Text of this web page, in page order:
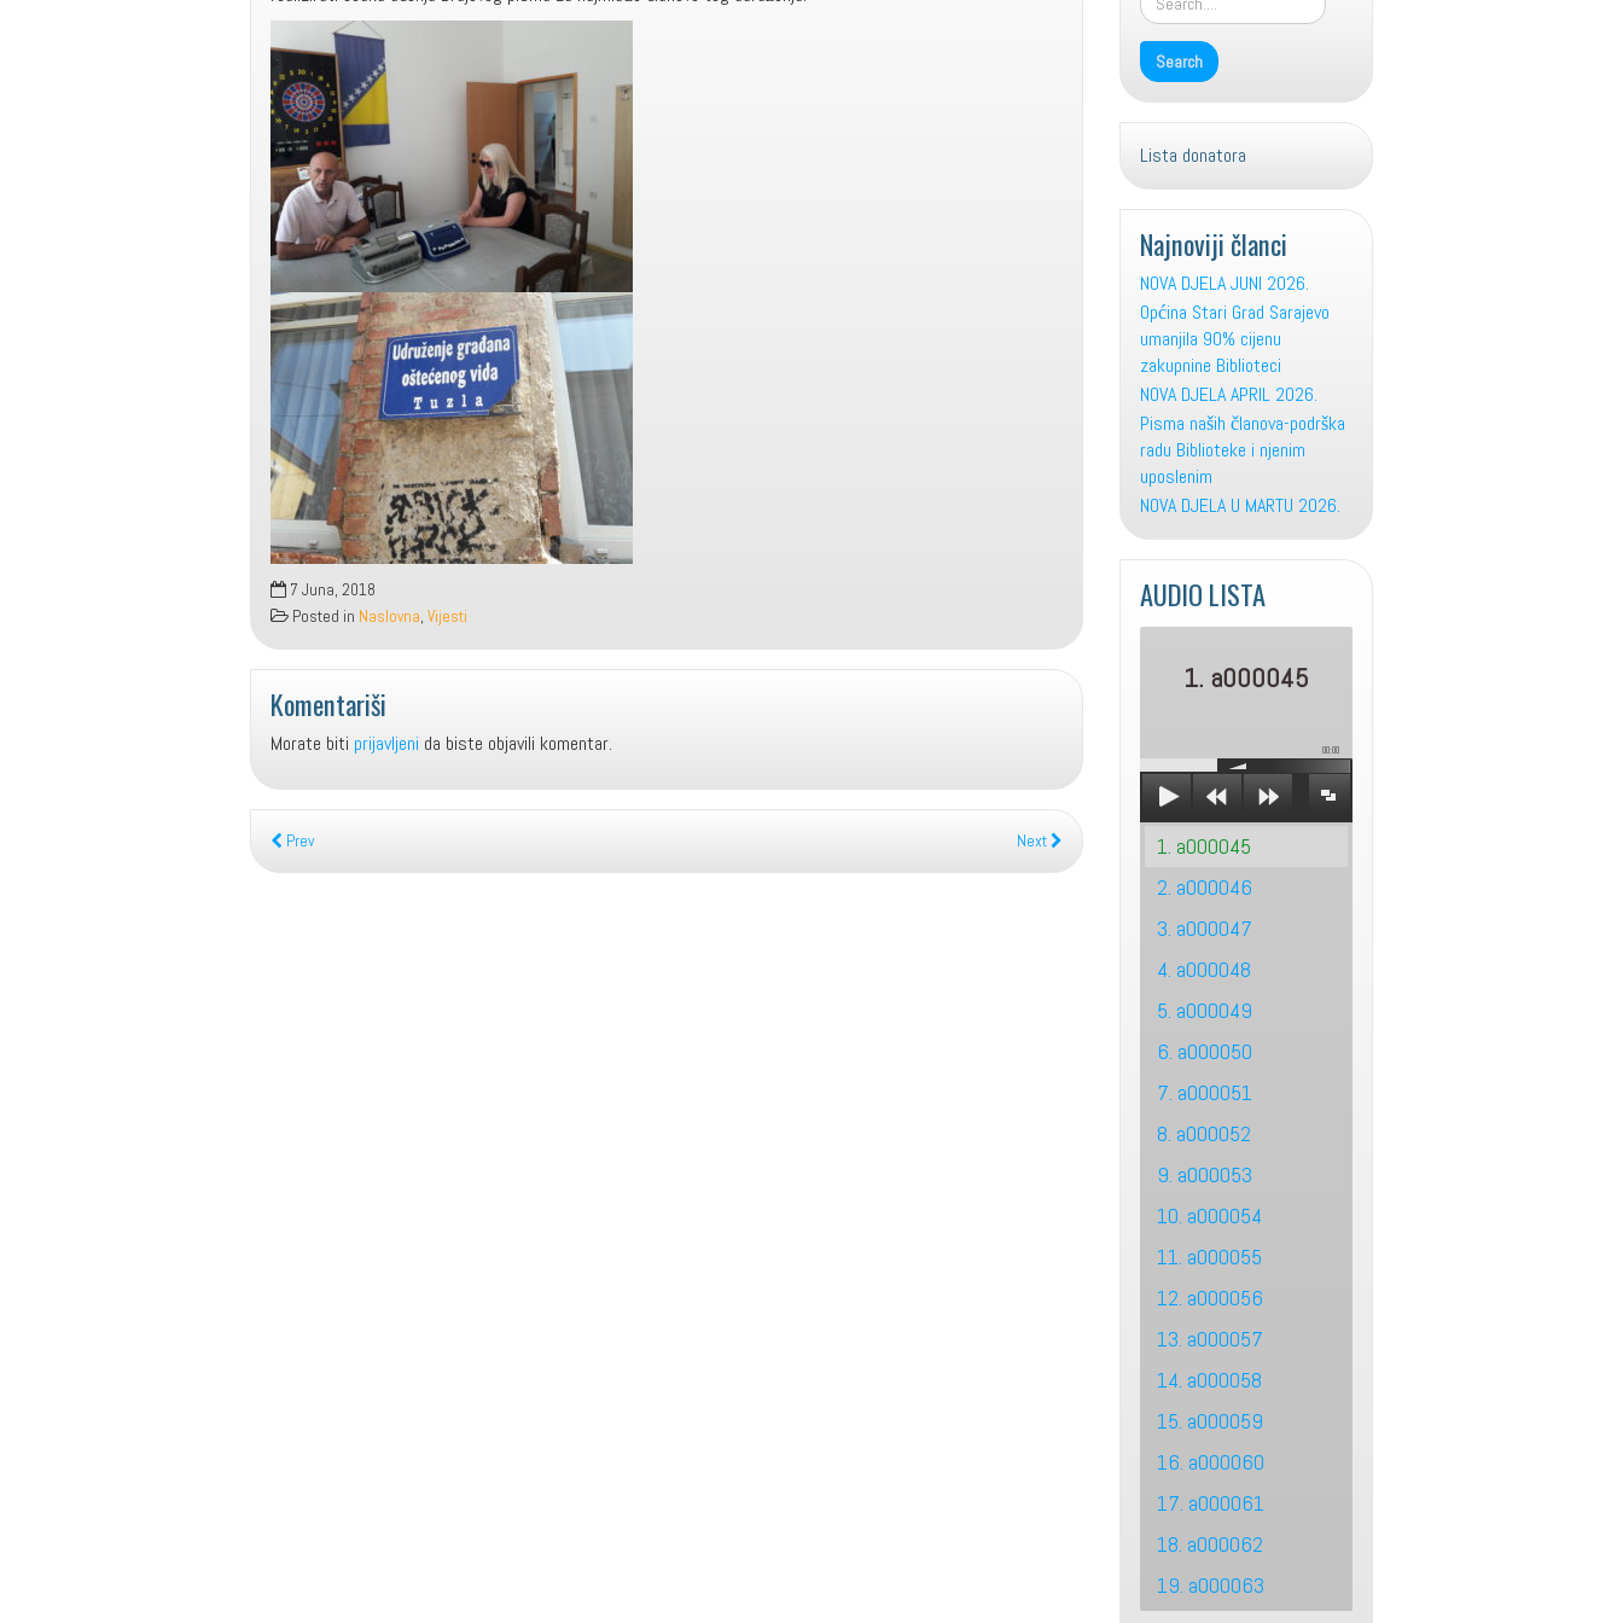
7 Juna, 2018
Posted in Naslovna, Vijesti
Komentariši
Morate biti prijavljeni da biste objavili komentar.
Prev Next
Lista donatora
Najnoviji članci
NOVA DJELA JUNI 2026.
Općina Stari Grad Sarajevo
umanjila 90% cijenu
zakupnine Biblioteci
NOVA DJELA APRIL 2026.
Pisma naših članova-podrška
radu Biblioteke i njenim
uposlenim
NOVA DJELA U MARTU 2026.
AUDIO LISTA
1. a000045
00:00
1. a000045
2. a000046
3. a000047
4. a000048
5. a000049
6. a000050
7. a000051
8. a000052
9. a000053
10. a000054
11. a000055
12. a000056
13. a000057
14. a000058
15. a000059
16. a000060
17. a000061
18. a000062
19. a000063